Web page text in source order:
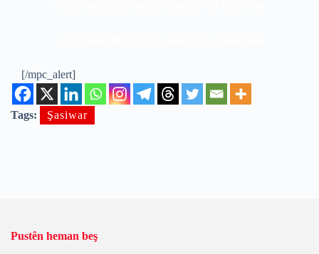
[/mpc_alert]
Tags: Şasiwar
Pustên heman beş